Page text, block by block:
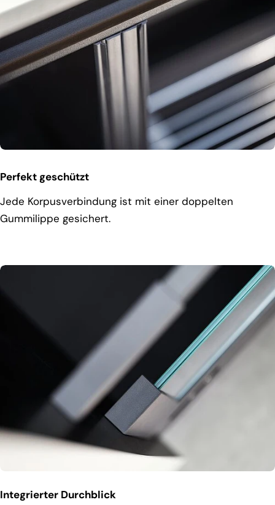
Perfekt geschützt
Jede Korpusverbindung ist mit einer doppelten
Gummilippe gesichert.
Integrierter Durchblick